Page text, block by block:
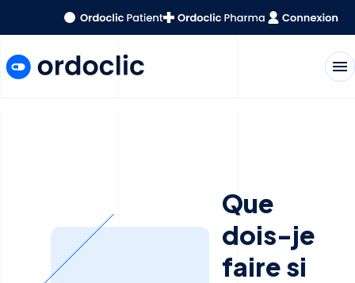
menu
Que
dois-je
faire si